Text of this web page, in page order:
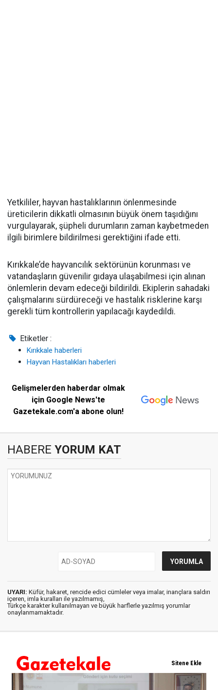
Yetkililer, hayvan hastalıklarının önlenmesinde
üreticilerin dikkatli olmasının büyük önem taşıdığını
vurgulayarak, şüpheli durumların zaman kaybetmeden
ilgili birimlere bildirilmesi gerektiğini ifade etti.
Kırıkkale’de hayvancılık sektörünün korunması ve
vatandaşların güvenilir gıdaya ulaşabilmesi için alınan
önlemlerin devam edeceği bildirildi. Ekiplerin sahadaki
çalışmalarını sürdüreceği ve hastalık risklerine karşı
gerekli tüm kontrollerin yapılacağı kaydedildi.
Etiketler :
Kırıkkale haberleri
Hayvan Hastalıkları haberleri
Gelişmelerden haberdar olmak
için Google News'te
Gazetekale.com'a abone olun!
HABERE YORUM KAT
UYARI: Küfür, hakaret, rencide edici cümleler veya imalar, inançlara saldırı
içeren, imla kuralları ile yazılmamış,
Türkçe karakter kullanılmayan ve büyük harflerle yazılmış yorumlar
onaylanmamaktadır.